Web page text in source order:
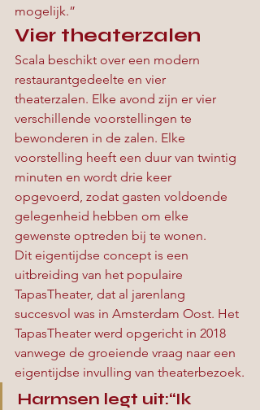
mogelijk.”
Vier theaterzalen
Scala beschikt over een modern
restaurantgedeelte en vier
theaterzalen. Elke avond zijn er vier
verschillende voorstellingen te
bewonderen in de zalen. Elke
voorstelling heeft een duur van twintig
minuten en wordt drie keer
opgevoerd, zodat gasten voldoende
gelegenheid hebben om elke
gewenste optreden bij te wonen.
Dit eigentijdse concept is een
uitbreiding van het populaire
TapasTheater, dat al jarenlang
succesvol was in Amsterdam Oost. Het
TapasTheater werd opgericht in 2018
vanwege de groeiende vraag naar een
eigentijdse invulling van theaterbezoek.
Harmsen legt uit:“Ik